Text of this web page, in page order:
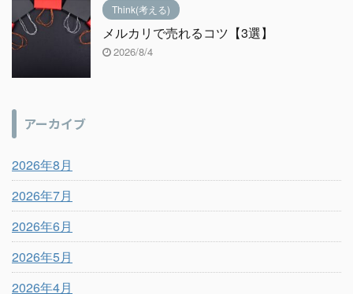
Think(考える)
メルカリで売れるコツ【3選】
2026/8/4
アーカイブ
2026年8月
2026年7月
2026年6月
2026年5月
2026年4月